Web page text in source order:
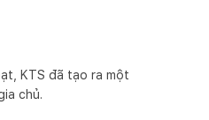
KTS đã tạo ra một
chủ.